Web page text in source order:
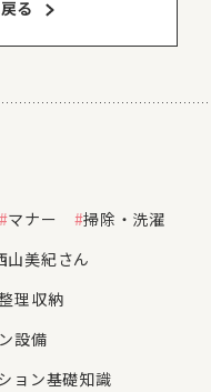
る
マナー
掃除・洗濯
山美紀さん
理収納
設備
ョン基礎知識